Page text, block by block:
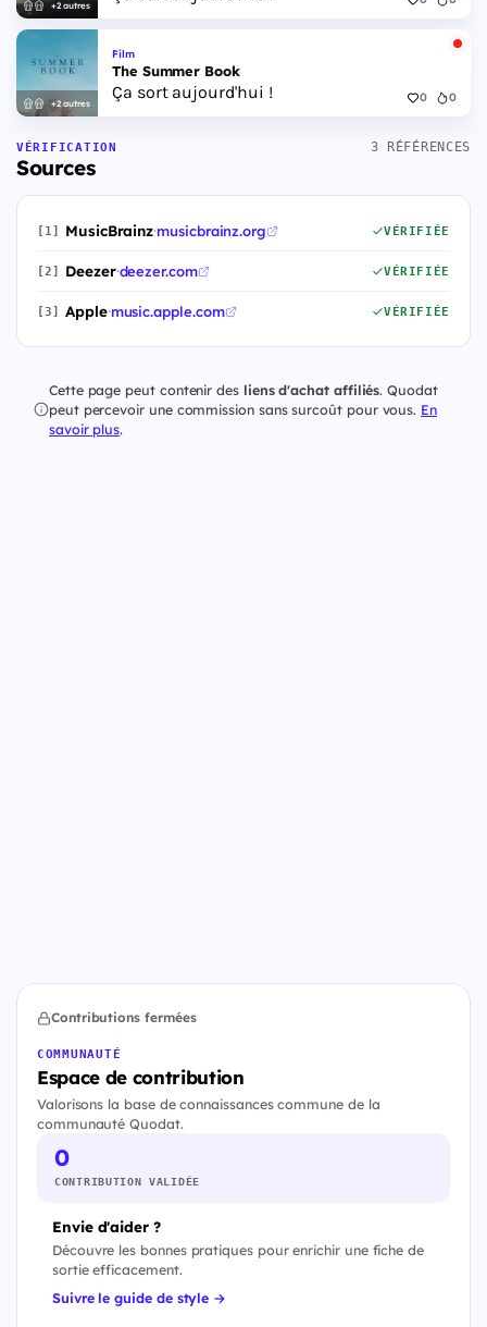
+2 autres
+2 autres
Film
The Summer Book
Ça sort aujourd'hui ! 0 0
VÉRIFICATION
Sources
3 RÉFÉRENCES
[1] MusicBrainz·musicbrainz.org VÉRIFIÉE
[2] Deezer·deezer.com VÉRIFIÉE
[3] Apple·music.apple.com VÉRIFIÉE
Cette page peut contenir des liens d'achat affiliés. Quodat
peut percevoir une commission sans surcoût pour vous. En
savoir plus.
Contributions fermées
COMMUNAUTÉ
Espace de contribution
Valorisons la base de connaissances commune de la
communauté Quodat.
0
CONTRIBUTION VALIDÉE
Envie d'aider ?
Découvre les bonnes pratiques pour enrichir une fiche de
sortie efficacement.
Suivre le guide de style →